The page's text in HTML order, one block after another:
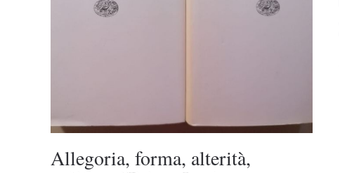
Allegoria, forma, alterità,